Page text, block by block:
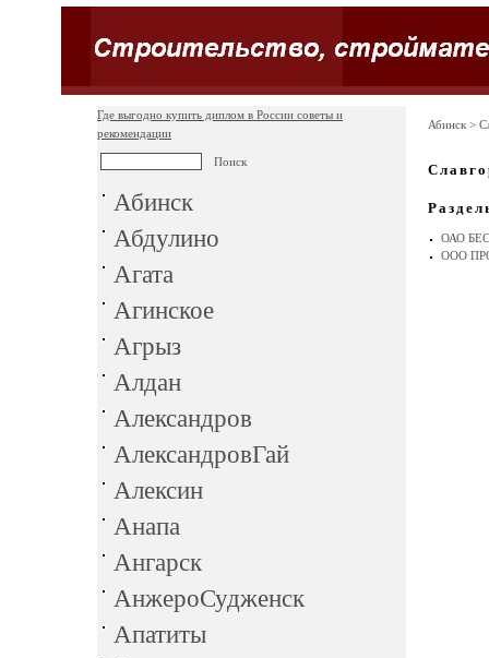
Где выгодно купить диплом в России советы и
рекомендации
Абинск
Абдулино
Агата
Агинское
Агрыз
Алдан
Александров
АлександровГай
Алексин
Анапа
Ангарск
АнжероСудженск
Апатиты
Абинск >
ОАО
ООО